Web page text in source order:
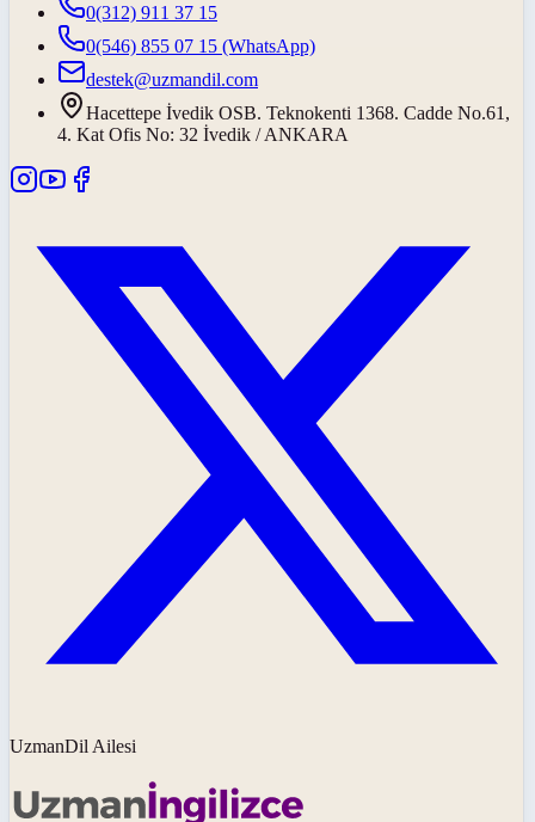
0(312) 911 37 15
0(546) 855 07 15 (WhatsApp)
destek@uzmandil.com
Hacettepe İvedik OSB. Teknokenti 1368. Cadde No.61,
4. Kat Ofis No: 32 İvedik / ANKARA
UzmanDil Ailesi